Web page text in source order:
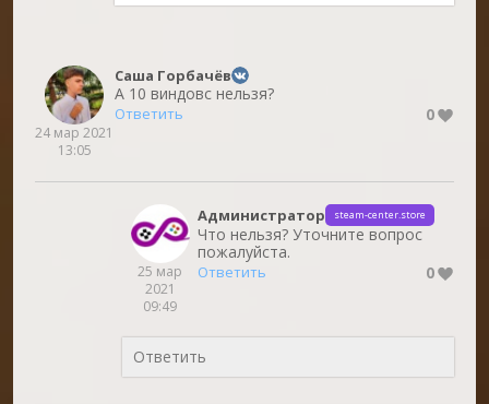
24 мар 2021
13:05
Саша Горбачёв
А 10 виндовс нельзя?
Ответить 0
25 мар
2021
09:49
Администратор steam-center.store
Что нельзя? Уточните вопрос
пожалуйста.
Ответить 0